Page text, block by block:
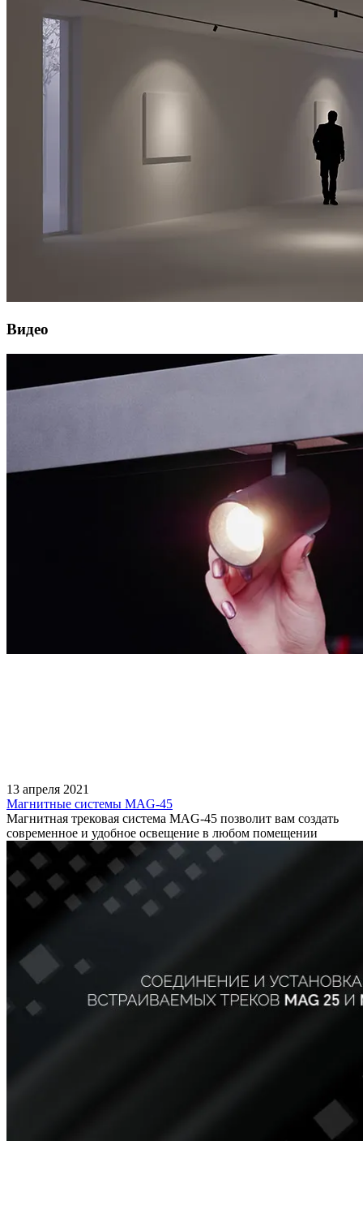
Видео
13 апреля 2021
Магнитные системы MAG-45
Магнитная трековая система MAG-45 позволит вам создать
современное и удобное освещение в любом помещении